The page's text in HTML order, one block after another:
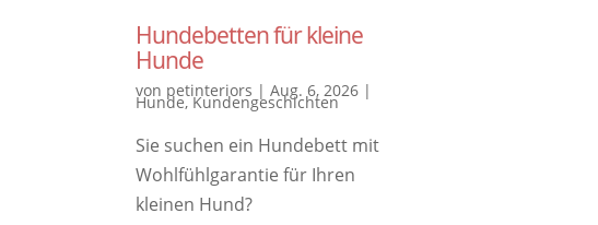
Hundebetten für kleine
Hunde
von petinteriors | Aug. 6, 2026|
Hunde,Kundengeschichten
Sie suchen ein Hundebett mit
Wohlfühlgarantie für Ihren
kleinen Hund?